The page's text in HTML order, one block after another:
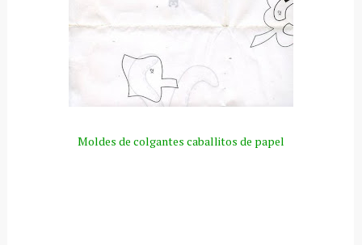
Moldes de colgantes caballitos de papel